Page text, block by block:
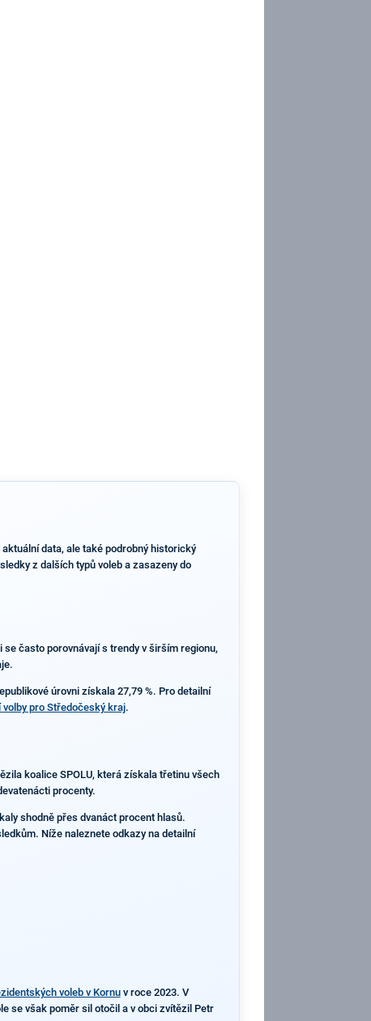
data, ale také podrobný historický
z dalších typů voleb a zasazeny do
často porovnávají s trendy v širším regionu,
úrovni získala 27,79 %. Pro detailní
pro Středočeský kraj.
koalice SPOLU, která získala třetinu všech
procenty.
shodně přes dvanáct procent hlasů.
Níže naleznete odkazy na detailní
voleb v Kornuv roce 2023. V
se však poměr sil otočil a v obci zvítězil Petr